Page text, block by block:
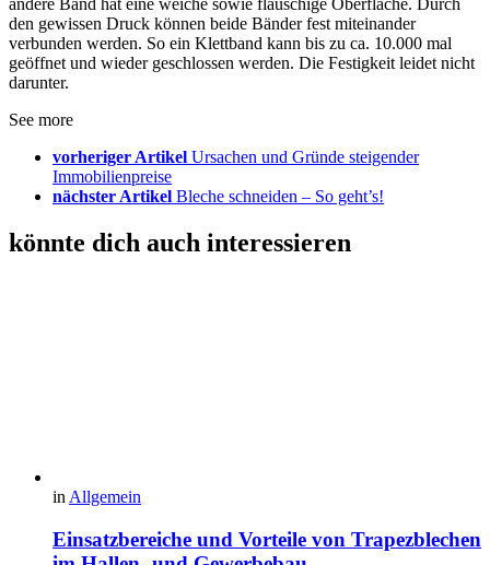
andere Band hat eine weiche sowie flauschige Oberfläche. Durch
den gewissen Druck können beide Bänder fest miteinander
verbunden werden. So ein Klettband kann bis zu ca. 10.000 mal
geöffnet und wieder geschlossen werden. Die Festigkeit leidet nicht
darunter.
See more
vorheriger Artikel Ursachen und Gründe steigender
Immobilienpreise
nächster Artikel Bleche schneiden – So geht’s!
könnte dich auch interessieren
in Allgemein
Einsatzbereiche und Vorteile von Trapezblechen